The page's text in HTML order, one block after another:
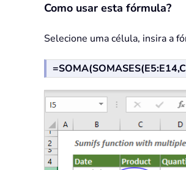
Como usar esta fórmula?
Selecione uma célula, insira a